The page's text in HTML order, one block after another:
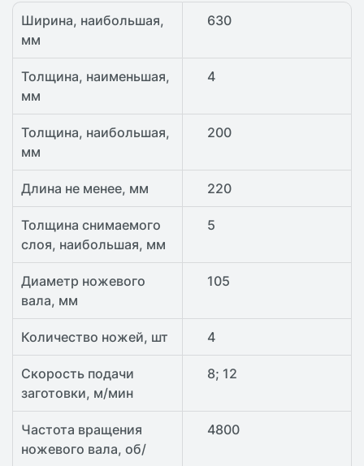
Ширина, наибольшая,
мм
630
Толщина, наименьшая,
мм
4
Толщина, наибольшая,
мм
200
Длина не менее, мм 220
Толщина снимаемого
слоя, наибольшая, мм
5
Диаметр ножевого
вала, мм
105
Количество ножей, шт 4
Скорость подачи
заготовки, м/мин
8; 12
Частота вращения
ножевого вала, об/
4800